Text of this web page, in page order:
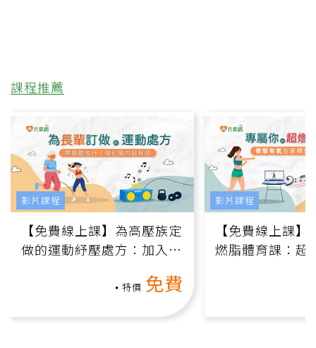
課程推薦
【免費線上課】為高壓族定
做的運動紓壓處方：加入行
特價 免費
影片課程
【免費線上課
燃脂體育課：超
影片課程